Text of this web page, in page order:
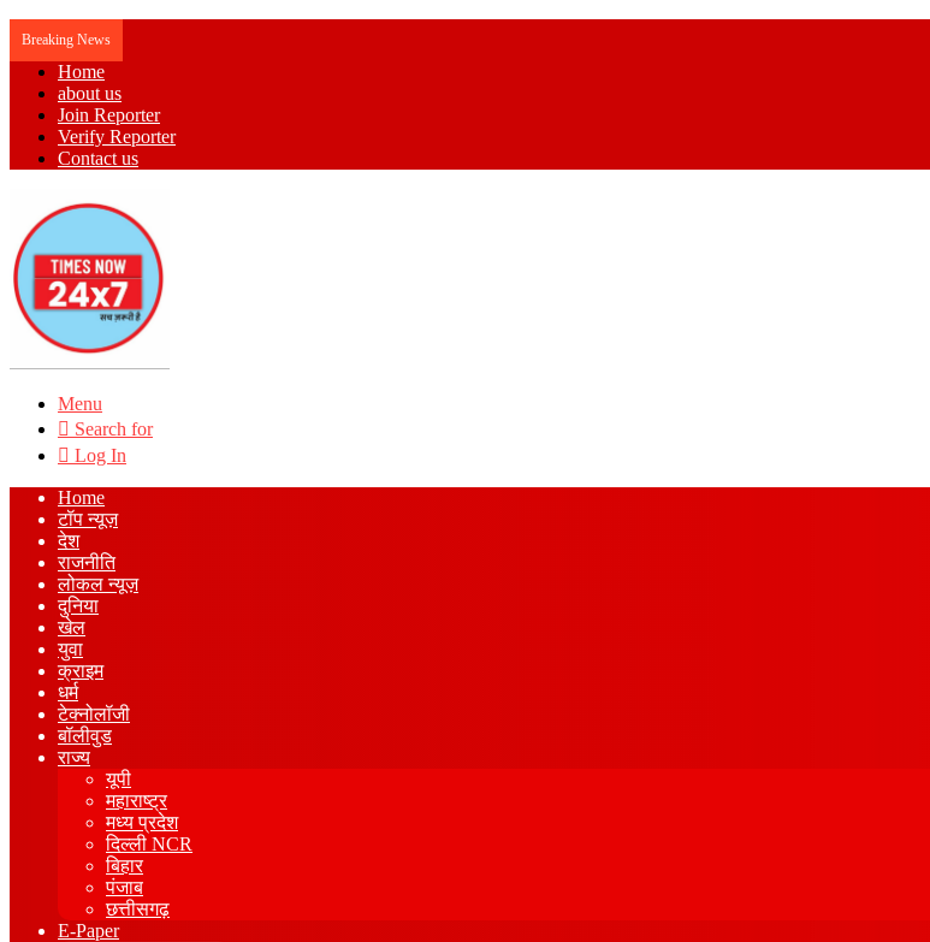
Breaking News
Home
about us
Join Reporter
Verify Reporter
Contact us
Menu
Search for
Log In
Home
टॉप न्यूज़
देश
राजनीति
लोकल न्यूज़
दुनिया
खेल
युवा
क्राइम
धर्म
टेक्नोलॉजी
बॉलीवुड
राज्य
यूपी
महाराष्ट्र
मध्य प्रदेश
दिल्ली NCR
बिहार
पंजाब
छत्तीसगढ़
E-Paper